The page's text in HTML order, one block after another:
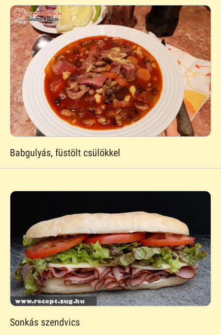
Babgulyás, füstölt csülökkel
Sonkás szendvics